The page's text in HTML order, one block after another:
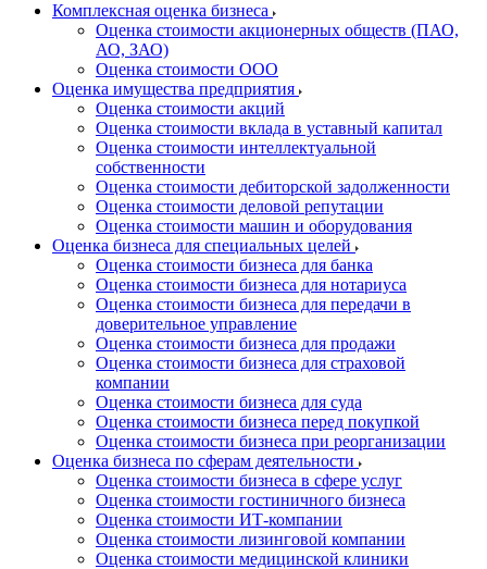
Комплексная оценка бизнеса
Оценка стоимости акционерных обществ (ПАО,
АО, ЗАО)
Оценка стоимости ООО
Оценка имущества предприятия
Оценка стоимости акций
Оценка стоимости вклада в уставный капитал
Оценка стоимости интеллектуальной
собственности
Оценка стоимости дебиторской задолженности
Оценка стоимости деловой репутации
Оценка стоимости машин и оборудования
Оценка бизнеса для специальных целей
Оценка стоимости бизнеса для банка
Оценка стоимости бизнеса для нотариуса
Оценка стоимости бизнеса для передачи в
доверительное управление
Оценка стоимости бизнеса для продажи
Оценка стоимости бизнеса для страховой
компании
Оценка стоимости бизнеса для суда
Оценка стоимости бизнеса перед покупкой
Оценка стоимости бизнеса при реорганизации
Оценка бизнеса по сферам деятельности
Оценка стоимости бизнеса в сфере услуг
Оценка стоимости гостиничного бизнеса
Оценка стоимости ИТ-компании
Оценка стоимости лизинговой компании
Оценка стоимости медицинской клиники